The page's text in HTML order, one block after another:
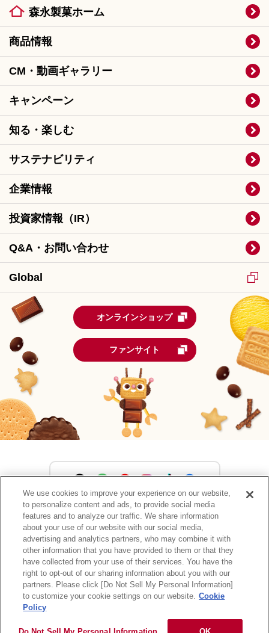
森永製菓ホーム
商品情報
CM・動画ギャラリー
キャンペーン
知る・楽しむ
サステナビリティ
企業情報
投資家情報（IR）
Q&A・お問い合わせ
Global
オンラインショップ
ファンサイト
森永製菓公式アカウント一覧
サイトマップ RSSの配信について
プライバシーポリシー
ウェブアクセシビリティ
ご利用規約 リンク
We use cookies to improve your experience on our website,
to personalize content and ads, to provide social media
features and to analyze our traffic. We share information
about your use of our website with our social media,
advertising and analytics partners, who may combine it with
other information that you have provided to them or that they
have collected from your use of their services. You have the
right to opt-out of our sharing information about you with our
partners. Please click [Do Not Sell My Personal Information]
to customize your cookie settings on our website. Cookie
Policy